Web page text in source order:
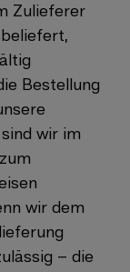
Zulieferer
Bestellung
wir im
wir dem
– die